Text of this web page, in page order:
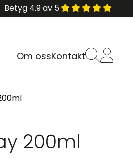
Betyg 4.9 av 5
Om ossKontakt
200ml